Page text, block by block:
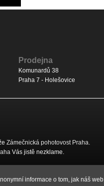
Prodejna
Komunardů 38
Praha 7 - Holešovice
Zámečnická pohotovost Praha.
Vás jistě nezklame.
informace o tom, jak náš web